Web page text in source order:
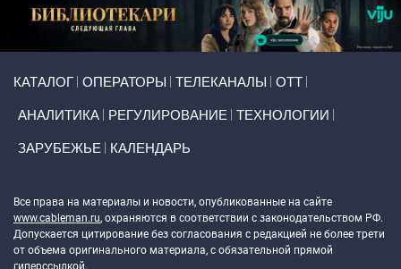
КАТАЛОГ ОПЕРАТОРЫ ТЕЛЕКАНАЛЫ ОТТ
АНАЛИТИКА РЕГУЛИРОВАНИЕ ТЕХНОЛОГИИ
ЗАРУБЕЖЬЕ КАЛЕНДАРЬ
Все права на материалы и новости, опубликованные на сайте
www.cableman.ru, охраняются в соответствии с законодательством РФ.
Допускается цитирование без согласования с редакцией не более трети
от объема оригинального материала, с обязательной прямой